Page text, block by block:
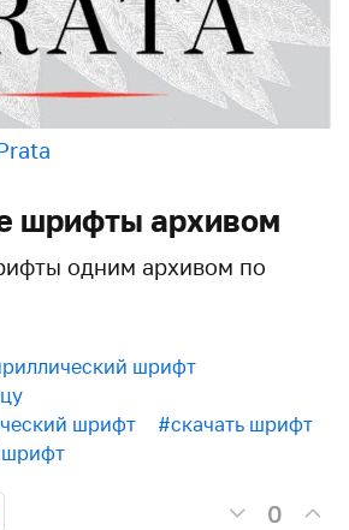
шрифты архивом
одним архивом по
шрифт
шрифт
#скачать шрифт
0